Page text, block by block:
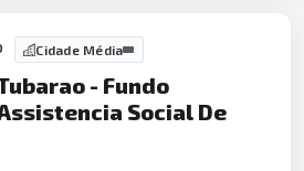
Cidade Média
- Fundo
Social De